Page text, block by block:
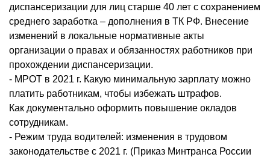
диспансеризации для лиц старше 40 лет с сохранением
среднего заработка – дополнения в ТК РФ. Внесение
изменений в локальные нормативные акты
организации о правах и обязанностях работников при
прохождении диспансеризации.
- МРОТ в 2021 г. Какую минимальную зарплату можно
платить работникам, чтобы избежать штрафов.
Как документально оформить повышение окладов
сотрудникам.
- Режим труда водителей: изменения в трудовом
законодательстве с 2021 г. (Приказ Минтранса России